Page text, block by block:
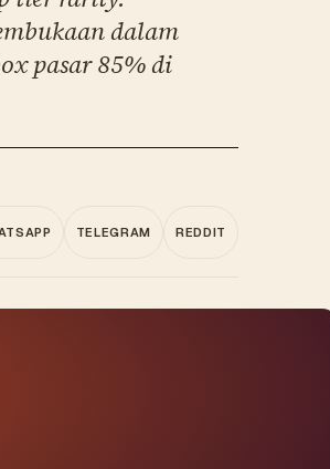
dalam
pasar 85% di
TELEGRAM REDDIT